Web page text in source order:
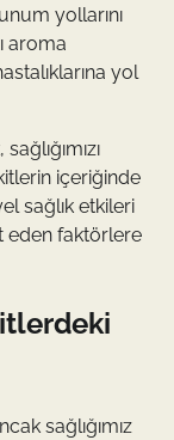
yollarını
aroma
yol
içeriğinde
sağlık etkileri
eden faktörlere
sağlığımız